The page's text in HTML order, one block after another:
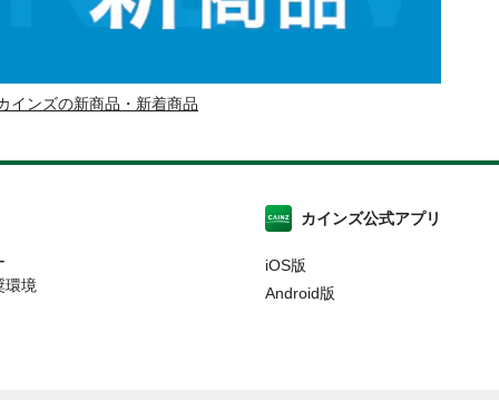
インズの新商品・新着商品
環境
カインズ公式アプリ
iOS版
Android版